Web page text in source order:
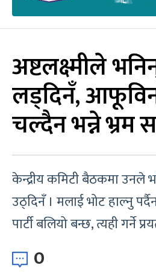
अष्टलक्ष्मीले
लड्दिनँ,
चल्दैन भन्ने भ्रम
केन्द्रीय कमिटी बैठकमा उनले
उठ्दिनँ । मलाई भोट हाल्नु
पार्टी बलियो बन्छ, त्यही गर्ने
0